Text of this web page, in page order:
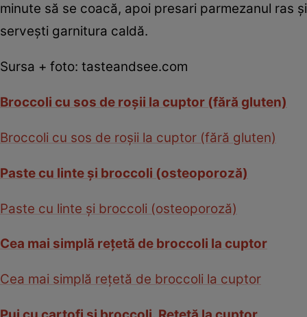
minute să se coacă, apoi presari parmezanul ras
serveşti garnitura caldă.
Sursa + foto: tasteandsee.com
Broccoli cu sos de roşii la cuptor (fără gluten)
Broccoli cu sos de roşii la cuptor (fără gluten)
Paste cu linte şi broccoli (osteoporoză)
Paste cu linte şi broccoli (osteoporoză)
Cea mai simplă reţetă de broccoli la cuptor
Cea mai simplă reţetă de broccoli la cuptor